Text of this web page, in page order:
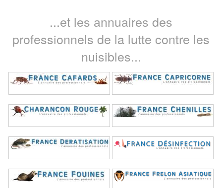
...et les annuaires des
professionnels de la lutte contre les
nuisibles...